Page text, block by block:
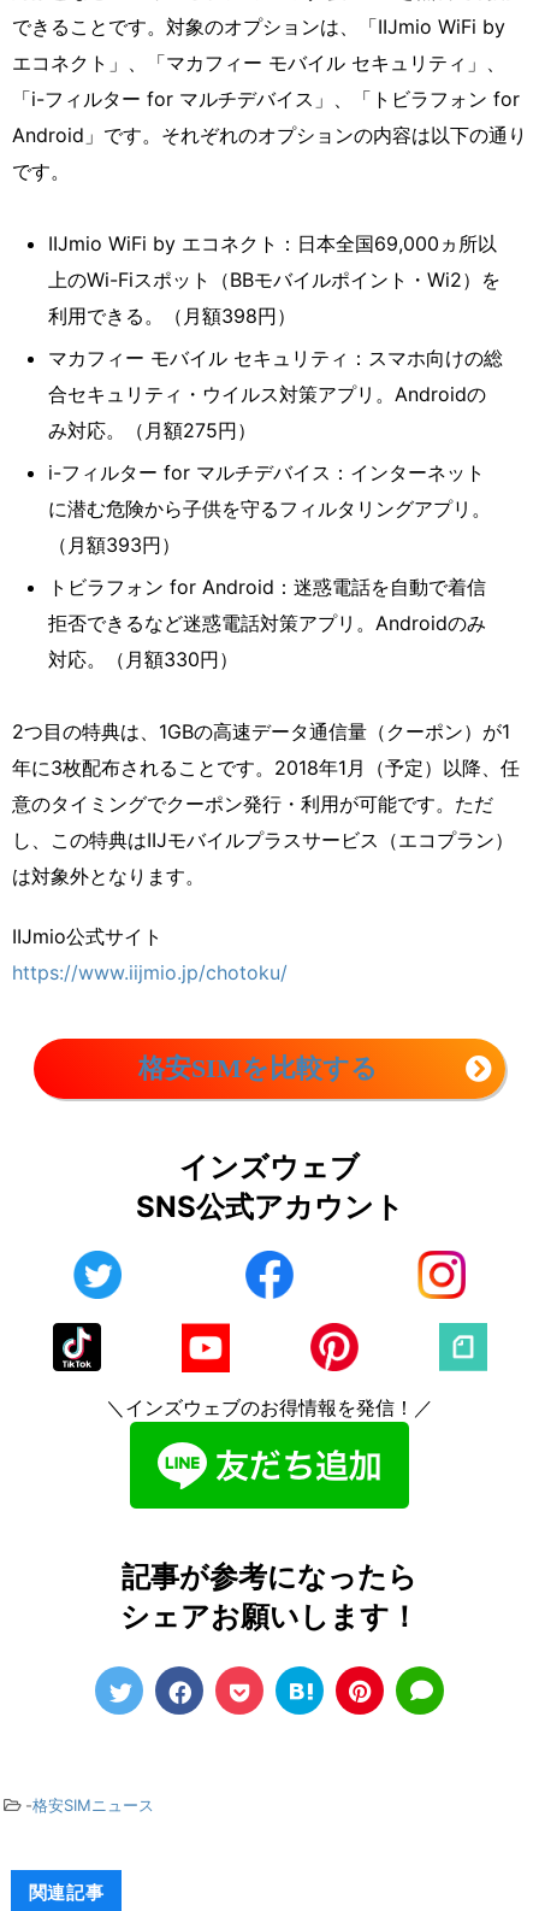
できることです。対象のオプションは、「IIJmio WiFi by
エコネクト」、「マカフィー モバイル セキュリティ」、
「i-フィルター for マルチデバイス」、「トビラフォン for
Android」です。それぞれのオプションの内容は以下の通り
です。
IIJmio WiFi by エコネクト：日本全国69,000ヵ所以
上のWi-Fiスポット（BBモバイルポイント・Wi2）を
利用できる。（月額398円）
マカフィー モバイル セキュリティ：スマホ向けの総
合セキュリティ・ウイルス対策アプリ。Androidの
み対応。（月額275円）
i-フィルター for マルチデバイス：インターネット
に潜む危険から子供を守るフィルタリングアプリ。
（月額393円）
トビラフォン for Android：迷惑電話を自動で着信
拒否できるなど迷惑電話対策アプリ。Androidのみ
対応。（月額330円）
2つ目の特典は、1GBの高速データ通信量（クーポン）が1
年に3枚配布されることです。2018年1月（予定）以降、任
意のタイミングでクーポン発行・利用が可能です。ただ
し、この特典はIIJモバイルプラスサービス（エコプラン）
は対象外となります。
IIJmio公式サイト
https://www.iijmio.jp/chotoku/
格安SIMを比較する
インズウェブ
SNS公式アカウント
＼インズウェブのお得情報を発信！／
記事が参考になったら
シェアお願いします！
-格安SIMニュース
関連記事